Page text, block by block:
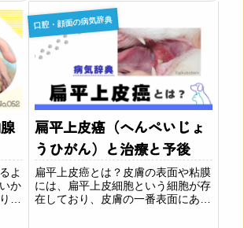
犬
腫
す。”黒色腫”の名前の通り、黒色や
茶色の腫瘍が多いですが、まれに薄
ピンクのものもあります。悪性腫瘍
をメラノーマ、良性腫瘍...
よ
か
ご
口腔・顔面の病気辞典
扁平上皮癌（へんぺいじょ
うひがん）と治療と予後
扁平上皮癌とは？皮膚の表面や粘膜
には、扁平上皮細胞という細胞が存
在しており、皮膚の一番表面にある